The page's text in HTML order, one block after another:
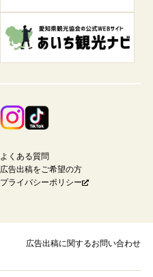
よくある質問
広告出稿をご希望の方
プライバシーポリシー
広告出稿に関するお問い合わせ